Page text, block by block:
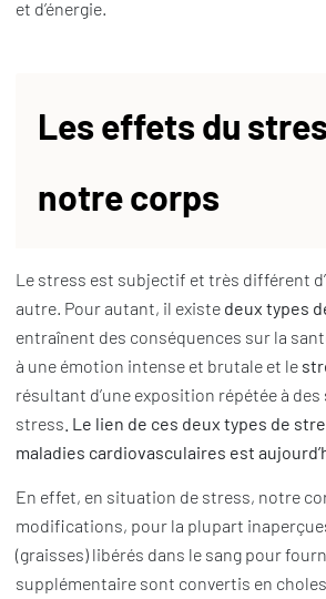
et d’énergie.
Les effets du
notre corps
Le stress est subjectif et très différent
autre. Pour autant, il existe deux types
entraînent des conséquences sur la
à une émotion intense et brutale et le
résultant d’une exposition répétée à
stress . Le lien de ces deux types de
maladies cardiovasculaires est
En effet, en situation de stress, notre
modifications, pour la plupart
(graisses) libérés dans le sang pour
supplémentaire sont convertis en